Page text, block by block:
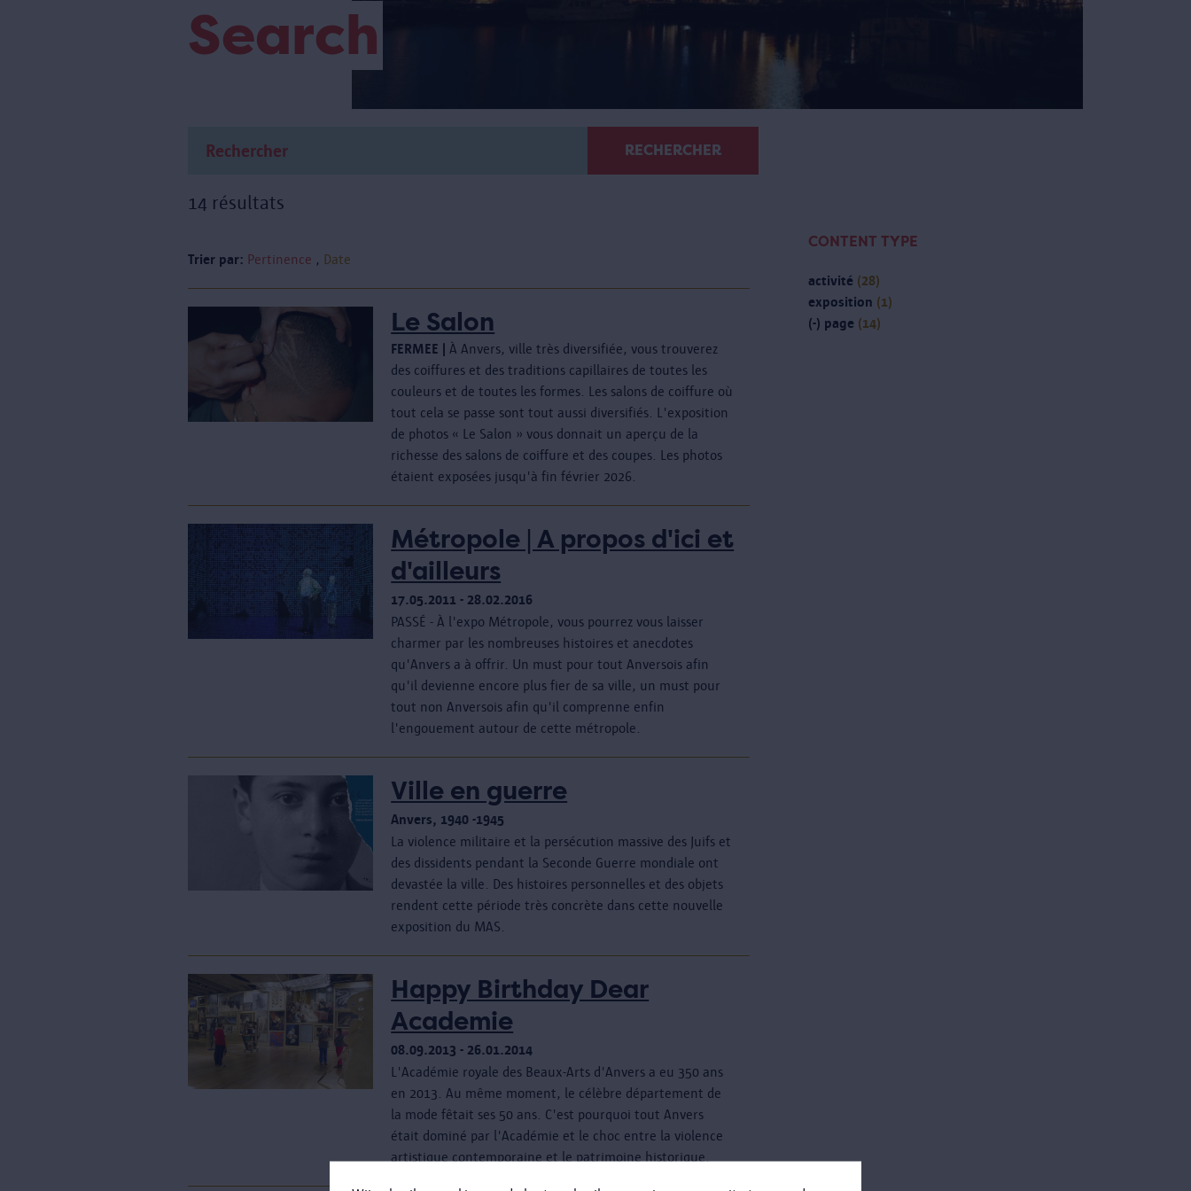
Search
RECHERCHER
14 résultats
CONTENT TYPE
activité (28)
exposition (1)
(-) page (14)
Trier par: Pertinence Date
Le Salon
FERMEE | À Anvers, ville très diversifiée, vous trouverez
des coiffures et des traditions capillaires de toutes les
couleurs et de toutes les formes. Les salons de coiffure où
tout cela se passe sont tout aussi diversifiés. L'exposition
de photos « Le Salon » vous donnait un aperçu de la
richesse des salons de coiffure et des coupes. Les photos
étaient exposées jusqu'à fin février 2026.
Métropole | A propos d'ici et
d'ailleurs
17.05.2011 - 28.02.2016
PASSÉ - À l'expo Métropole, vous pourrez vous laisser
charmer par les nombreuses histoires et anecdotes
qu'Anvers a à offrir. Un must pour tout Anversois afin
qu'il devienne encore plus fier de sa ville, un must pour
tout non Anversois afin qu'il comprenne enfin
l'engouement autour de cette métropole.
Ville en guerre
Anvers, 1940 -1945
La violence militaire et la persécution massive des Juifs et
des dissidents pendant la Seconde Guerre mondiale ont
devastée la ville. Des histoires personnelles et des objets
rendent cette période très concrète dans cette nouvelle
exposition du MAS.
Happy Birthday Dear
Academie
08.09.2013 - 26.01.2014
L'Académie royale des Beaux-Arts d'Anvers a eu 350 ans
en 2013. Au même moment, le célèbre département de
la mode fêtait ses 50 ans. C'est pourquoi tout Anvers
était dominé par l'Académie et le choc entre la violence
artistique contemporaine et le patrimoine historique.